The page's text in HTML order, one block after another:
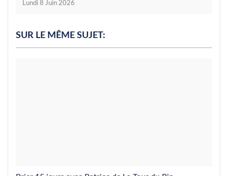
Lundi 8 Juin 2026
SUR LE MÊME SUJET: